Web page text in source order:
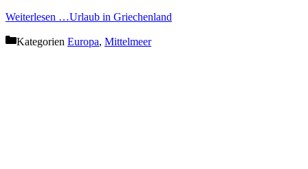
Weiterlesen …Urlaub in Griechenland
Kategorien Europa, Mittelmeer